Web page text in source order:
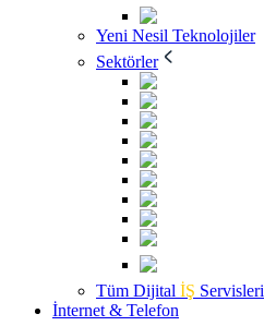
Yeni Nesil Teknolojiler
Sektörler
Tüm Dijital İŞ Servisleri
İnternet & Telefon